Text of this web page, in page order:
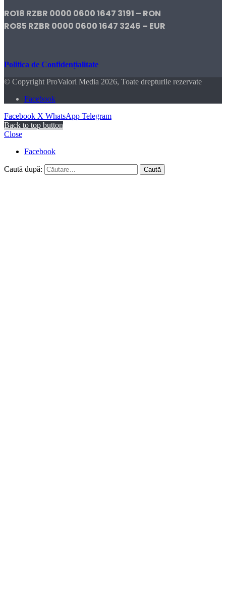
RO18 RZBR 0000 0600 1647 3191 – RON
RO85 RZBR 0000 0600 1647 3246 – EUR
Politica de Confidențialitate
© Copyright ProValori Media 2026, Toate drepturile rezervate
Facebook
Facebook X WhatsApp Telegram
Back to top button
Close
Facebook
Caută după: